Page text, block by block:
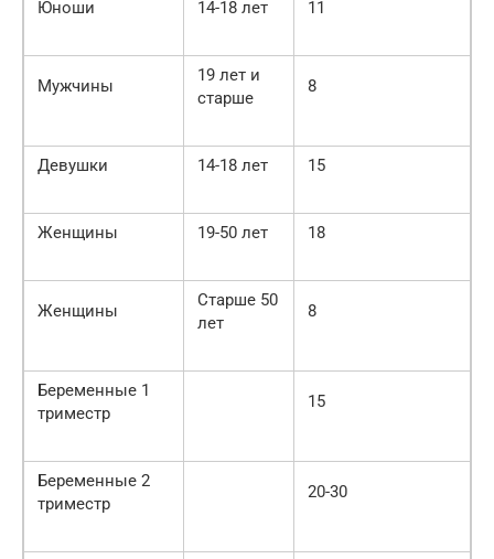
Юноши 14-18 лет 11
Мужчины
19 лет и
старше
8
Девушки 14-18 лет 15
Женщины 19-50 лет 18
Женщины
Старше 50
лет
8
Беременные 1
триместр
15
Беременные 2
триместр
20-30